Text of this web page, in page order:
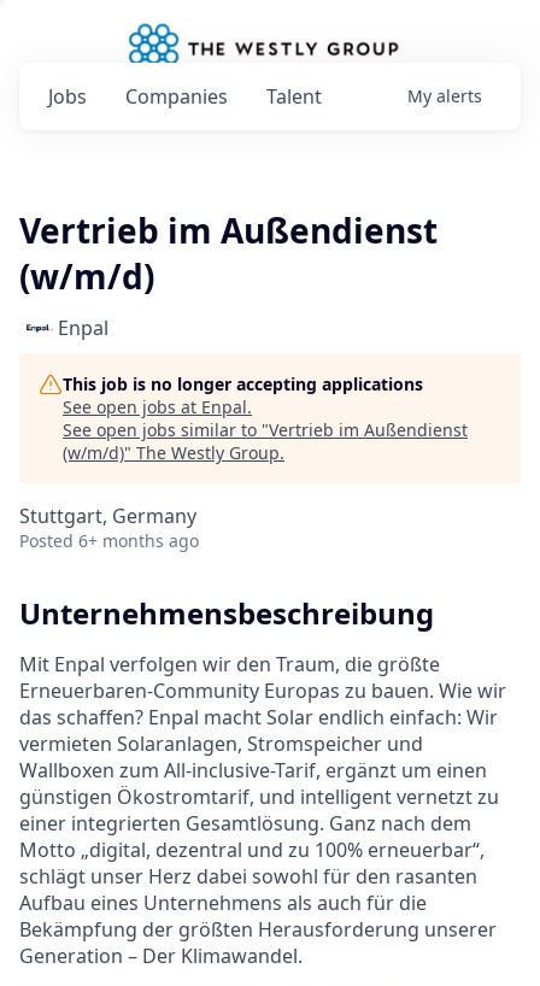
Jobs Companies Talent My alerts
Vertrieb im Außendienst
(w/m/d)
Enpal
This job is no longer accepting applications
See open jobs at Enpal.
See open jobs similar to "Vertrieb im Außendienst
(w/m/d)" The Westly Group.
Stuttgart, Germany
Posted 6+ months ago
Unternehmensbeschreibung
Mit Enpal verfolgen wir den Traum, die größte
Erneuerbaren-Community Europas zu bauen. Wie wir
das schaffen? Enpal macht Solar endlich einfach: Wir
vermieten Solaranlagen, Stromspeicher und
Wallboxen zum All-inclusive-Tarif, ergänzt um einen
günstigen Ökostromtarif, und intelligent vernetzt zu
einer integrierten Gesamtlösung. Ganz nach dem
Motto „digital, dezentral und zu 100% erneuerbar“,
schlägt unser Herz dabei sowohl für den rasanten
Aufbau eines Unternehmens als auch für die
Bekämpfung der größten Herausforderung unserer
Generation – Der Klimawandel.